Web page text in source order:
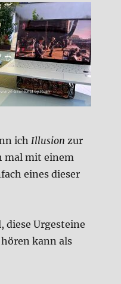
ich Illu­si­on zur
mal mit einem
eines die­ser
Urge­stei­ne
kann als